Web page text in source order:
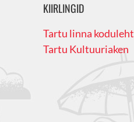
KIIRLINGID
Tartu linna koduleht
Tartu Kultuuriaken